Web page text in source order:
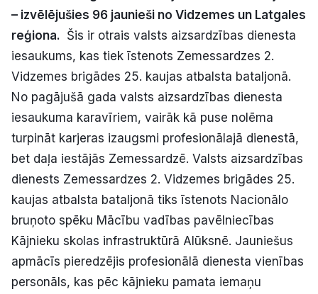
Kontakti
Facebook Instagram YouTube
E-avīze Abonē
– izvēlējušies 96 jaunieši no Vidzemes un Latgales
reģiona. Šis ir otrais valsts aizsardzības dienesta
iesaukums, kas tiek īstenots Zemessardzes 2.
Vidzemes brigādes 25. kaujas atbalsta bataljonā.
No pagājušā gada valsts aizsardzības dienesta
iesaukuma karavīriem, vairāk kā puse nolēma
turpināt karjeras izaugsmi profesionālajā dienestā,
bet daļa iestājās Zemessardzē. Valsts aizsardzības
dienests Zemessardzes 2. Vidzemes brigādes 25.
kaujas atbalsta bataljonā tiks īstenots Nacionālo
bruņoto spēku Mācību vadības pavēlniecības
Kājnieku skolas infrastruktūrā Alūksnē. Jauniešus
apmācīs pieredzējis profesionālā dienesta vienības
personāls, kas pēc kājnieku pamata iemaņu